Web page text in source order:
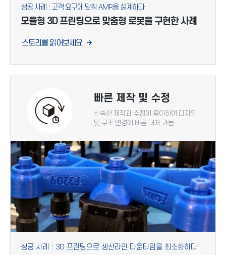
성공 사례 : 고객 요구에 맞춰 AMR을 설계하다
모듈형 3D 프린팅으로 맞춤형 로봇을 구현한 사례
스토리를 읽어보세요
빠른 제작 및 수정
신속한 제작과 수정이 용이하여 디자인
및 구조 변경에 빠른 대처 가능
성공 사례 : 3D 프린팅으로 생산라인 다운타임을 최소화하다